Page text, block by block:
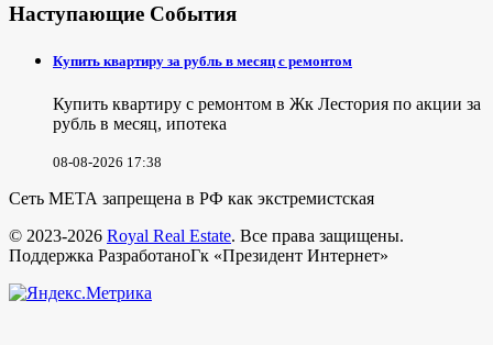
Наступающие События
Купить квартиру за рубль в месяц с ремонтом
Купить квартиру с ремонтом в Жк Лестория по акции за
рубль в месяц, ипотека
08-08-2026 17:38
Сеть МЕТА запрещена в РФ как экстремистская
© 2023-2026 Royal Real Estate. Все права защищены.
Поддержка РазработаноГк «Президент Интернет»